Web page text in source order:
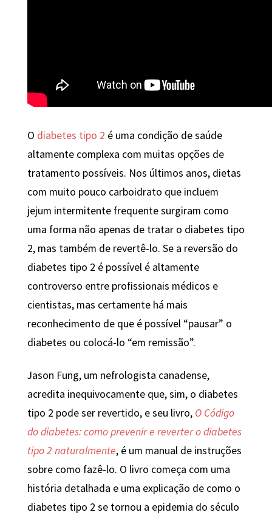
O diabetes tipo 2 é uma condição de saúde
altamente complexa com muitas opções de
tratamento possíveis. Nos últimos anos, dietas
com muito pouco carboidrato que incluem
jejum intermitente frequente surgiram como
uma forma não apenas de tratar o diabetes tipo
2, mas também de revertê-lo. Se a reversão do
diabetes tipo 2 é possível é altamente
controverso entre profissionais médicos e
cientistas, mas certamente há mais
reconhecimento de que é possível “pausar” o
diabetes ou colocá-lo “em remissão”.
Jason Fung, um nefrologista canadense,
acredita inequivocamente que, sim, o diabetes
tipo 2 pode ser revertido, e seu livro, O Código
do diabetes: como prevenir e reverter o diabetes
tipo 2 naturalmente, é um manual de instruções
sobre como fazê-lo. O livro começa com uma
história detalhada e uma explicação de como o
diabetes tipo 2 se tornou a epidemia do século